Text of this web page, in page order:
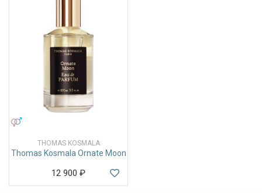
THOMAS KOSMALA
Thomas Kosmala Ornate Moon
12 900 ₽